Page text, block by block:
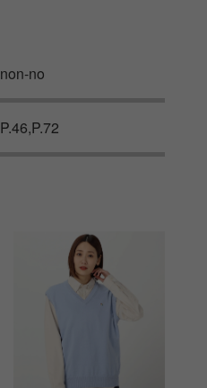
non-no
P.46,P.72